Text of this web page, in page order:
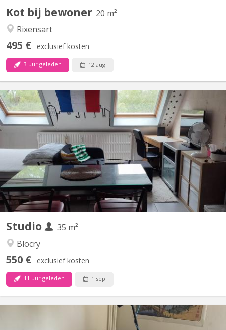
Kot bij bewoner 20 m²
Rixensart
495 € exclusief kosten
3 uur geleden 12 aug
Studio
35 m²
Blocry
550 € exclusief kosten
11 uur geleden 1 sep
KV 1335
Studio meublé pour un étudiant (sauf le matelas) Prix toutes
charges comprises (chauffage, eau, électricité) + télédistribution
et internet illimité
KV 1837